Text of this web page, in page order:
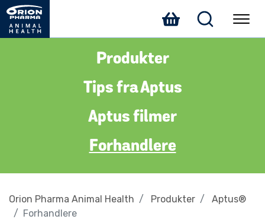
Produkter
Tips fra Aptus
Aptus filmer
Forhandlere
Orion Pharma Animal Health Produkter
Aptus®
Forhandlere